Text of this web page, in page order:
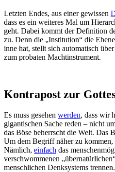
Letzten Endes, aus einer gewissen
dass es ein weiteres Mal um
geht. Dabei kommt der Definition
zu. Denn die „Institution“ die
inne hat, stellt sich automatisch
zum probaten Machtinstrument.
Kontrapost zur
Es muss gesehen werden, dass wir
gigantischen Sache reden – nicht
das Böse beherrscht die Welt. Das
Um dem Begriff näher zu
Nämlich, einfach das
verschwommenen
menschlichen Denksystems trennen.